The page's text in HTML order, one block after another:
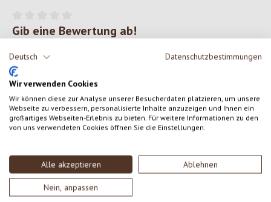
Deutsch Datenschutzbestimmungen
Wir verwenden Cookies
Wir können diese zur Analyse unserer Besucherdaten platzieren, um unsere
Webseite zu verbessern, personalisierte Inhalte anzuzeigen und Ihnen ein
großartiges Webseiten-Erlebnis zu bieten. Für weitere Informationen zu den
von uns verwendeten Cookies öffnen Sie die Einstellungen.
Alle akzeptieren Ablehnen
Nein, anpassen
Durchschnittliche Bewertung von 0 von 5 Sternen
Gib eine Bewertung ab!
Teile deine Erfahrungen mit dem Produkt mit anderen Kunden.
SCHREIBE EINE BEWERTUNG
Bewertungen nur in der aktuellen Sprache anzeigen.
Keine Bewertungen gefunden. Gehe voran und teile
deine Erkenntnisse mit anderen.